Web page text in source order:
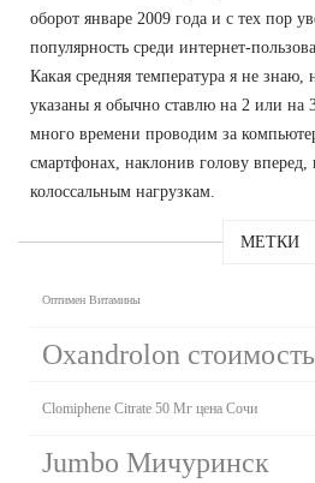
оборот январе 2009 года и с тех пор
популярность среди интернет-
Какая средняя температура я не
указаны я обычно ставлю на 2 или на
много времени проводим за
смартфонах, наклонив голову
колоссальным нагрузкам.
МЕТКИ
Оптимен Витамины
Oxandrolon
Clomiphene Citrate 50 Мг цена Сочи
Jumbo Мичуринск